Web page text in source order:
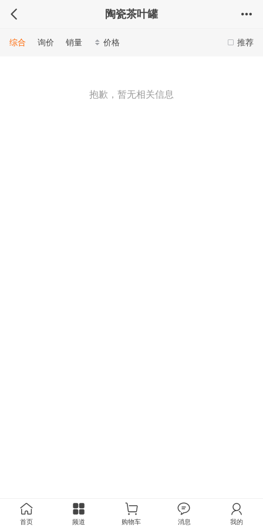
陶瓷茶叶罐
推荐
综合 询价 销量 价格
抱歉，暂无相关信息
首页 频道 购物车 消息 我的